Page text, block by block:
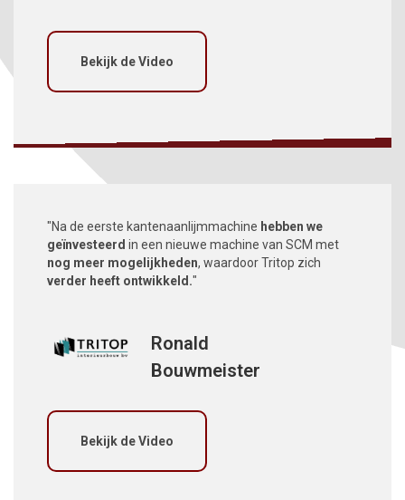
Bekijk de Video
"Na de eerste kantenaanlijmmachine hebben we
geïnvesteerd in een nieuwe machine van SCM met
nog meer mogelijkheden, waardoor Tritop zich
verder heeft ontwikkeld."
Ronald
Bouwmeister
Bekijk de Video